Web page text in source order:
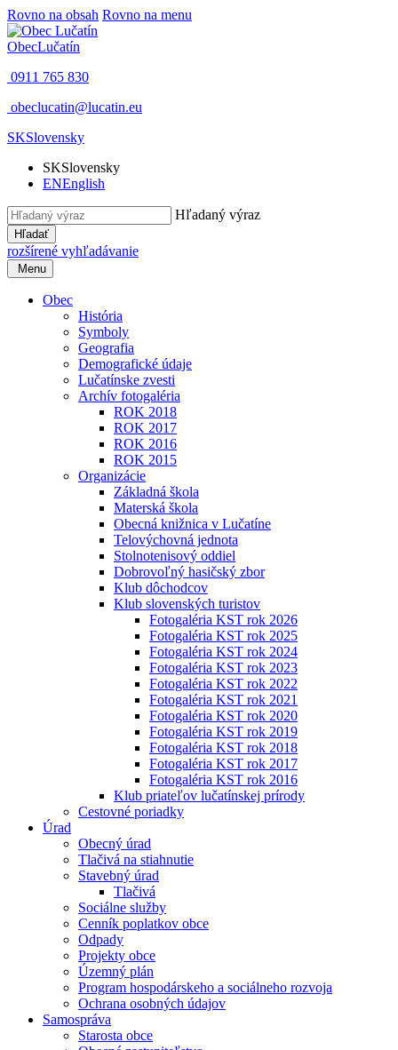
Rovno na obsah Rovno na menu
ObecLučatín
0911 765 830
obeclucatin@lucatin.eu
SKSlovensky
SKSlovensky
ENEnglish
Hľadaný výraz
Hľadať
rozšírené vyhľadávanie
Menu
Obec
História
Symboly
Geografia
Demografické údaje
Lučatínske zvesti
Archív fotogaléria
ROK 2018
ROK 2017
ROK 2016
ROK 2015
Organizácie
Základná škola
Materská škola
Obecná knižnica v Lučatíne
Telovýchovná jednota
Stolnotenisový oddiel
Dobrovoľný hasičský zbor
Klub dôchodcov
Klub slovenských turistov
Fotogaléria KST rok 2026
Fotogaléria KST rok 2025
Fotogaléria KST rok 2024
Fotogaléria KST rok 2023
Fotogaléria KST rok 2022
Fotogaléria KST rok 2021
Fotogaléria KST rok 2020
Fotogaléria KST rok 2019
Fotogaléria KST rok 2018
Fotogaléria KST rok 2017
Fotogaléria KST rok 2016
Klub priateľov lučatínskej prírody
Cestovné poriadky
Úrad
Obecný úrad
Tlačivá na stiahnutie
Stavebný úrad
Tlačivá
Sociálne služby
Cenník poplatkov obce
Odpady
Projekty obce
Územný plán
Program hospodárskeho a sociálneho rozvoja
Ochrana osobných údajov
Samospráva
Starosta obce